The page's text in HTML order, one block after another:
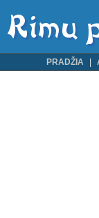
PRADŽIA